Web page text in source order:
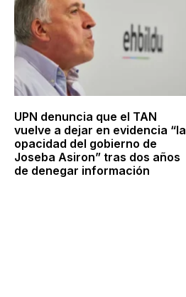
UPN denuncia que el TAN
vuelve a dejar en evidencia “la
opacidad del gobierno de
Joseba Asiron” tras dos años
de denegar información